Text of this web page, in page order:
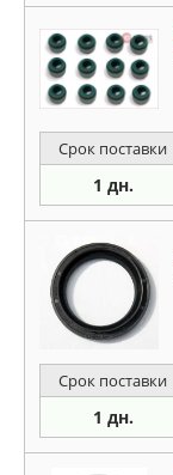
Срок поставки
1 дн.
Срок поставки
1 дн.